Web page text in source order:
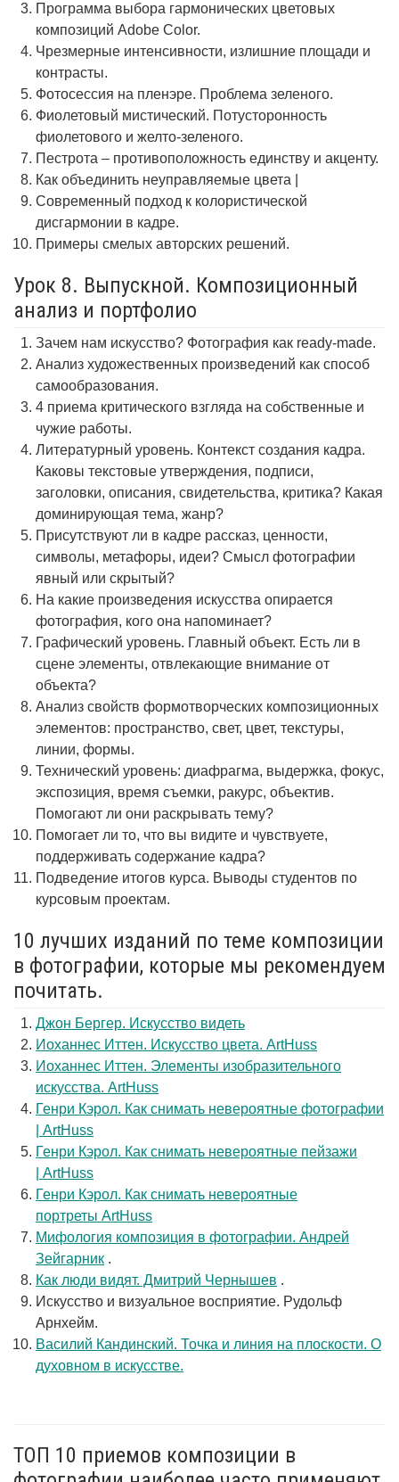
Программа выбора гармонических цветовых
композиций Adobe Color.
Чрезмерные интенсивности, излишние площади и
контрасты.
Фотосессия на пленэре. Проблема зеленого.
Фиолетовый мистический. Потусторонность
фиолетового и желто-зеленого.
Пестрота – противоположность единству и акценту.
Как объединить неуправляемые цвета |
Современный подход к колористической
дисгармонии в кадре.
Примеры смелых авторских решений.
Урок 8. Выпускной. Композиционный
анализ и портфолио
Зачем нам искусство? Фотография как ready-made.
Анализ художественных произведений как способ
самообразования.
4 приема критического взгляда на собственные и
чужие работы.
Литературный уровень. Контекст создания кадра.
Каковы текстовые утверждения, подписи,
заголовки, описания, свидетельства, критика? Какая
доминирующая тема, жанр?
Присутствуют ли в кадре рассказ, ценности,
символы, метафоры, идеи? Смысл фотографии
явный или скрытый?
На какие произведения искусства опирается
фотография, кого она напоминает?
Графический уровень. Главный объект. Есть ли в
сцене элементы, отвлекающие внимание от
объекта?
Анализ свойств формотворческих композиционных
элементов: пространство, свет, цвет, текстуры,
линии, формы.
Технический уровень: диафрагма, выдержка, фокус,
экспозиция, время съемки, ракурс, объектив.
Помогают ли они раскрывать тему?
Помогает ли то, что вы видите и чувствуете,
поддерживать содержание кадра?
Подведение итогов курса. Выводы студентов по
курсовым проектам.
10 лучших изданий по теме композиции
в фотографии, которые мы рекомендуем
почитать.
Джон Бергер. Искусство видеть
Иоханнес Иттен. Искусство цвета. ArtHuss
Иоханнес Иттен. Элементы изобразительного
искусства. ArtHuss
Генри Кэрол. Как снимать невероятные фотографии
| ArtHuss
Генри Кэрол. Как снимать невероятные пейзажи
| ArtHuss
Генри Кэрол. Как снимать невероятные
портреты ArtHuss
Мифология композиция в фотографии. Андрей
Зейгарник .
Как люди видят. Дмитрий Чернышев .
Искусство и визуальное восприятие. Рудольф
Арнхейм.
Василий Кандинский. Точка и линия на плоскости. О
духовном в искусстве.
ТОП 10 приемов композиции в